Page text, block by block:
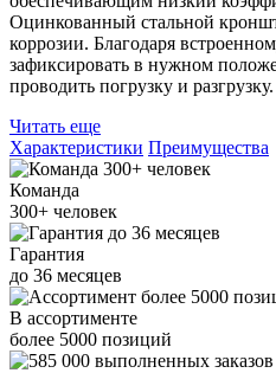
Оцинкованный стальной
коррозии. Благодаря
зафиксировать в нужном
проводить погрузку и разгрузку.
Читать еще
Характеристики Преимущества
Команда
300+ человек
Гарантия
до 36 месяцев
В ассортименте
более 5000 позиций